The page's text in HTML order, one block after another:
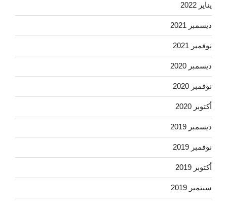
يناير 2022
ديسمبر 2021
نوفمبر 2021
ديسمبر 2020
نوفمبر 2020
أكتوبر 2020
ديسمبر 2019
نوفمبر 2019
أكتوبر 2019
سبتمبر 2019